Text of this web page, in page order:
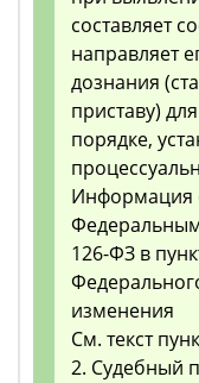
составляет
направляет
дознания
приставу)
порядке,
Информация
126-ФЗ в
изменения
См. текст
2. Судебный